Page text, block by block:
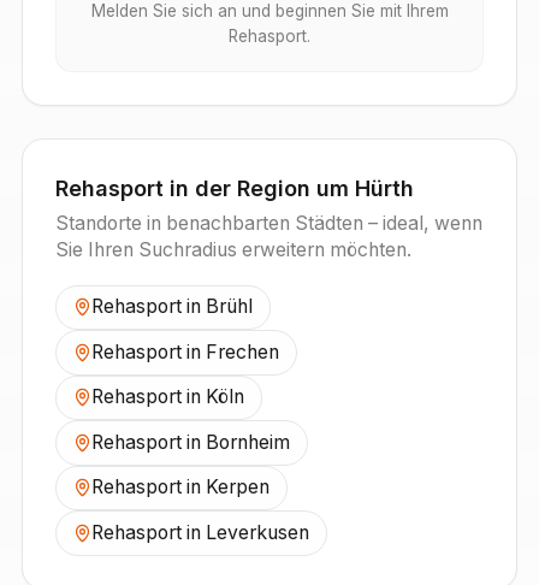
Melden Sie sich an und beginnen Sie mit Ihrem
Rehasport.
Rehasport in der Region um Hürth
Standorte in benachbarten Städten – ideal, wenn
Sie Ihren Suchradius erweitern möchten.
Rehasport in Brühl
Rehasport in Frechen
Rehasport in Köln
Rehasport in Bornheim
Rehasport in Kerpen
Rehasport in Leverkusen